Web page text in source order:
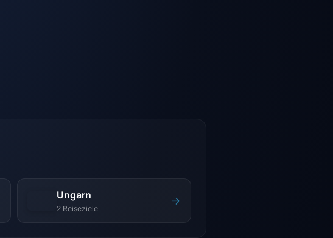
Ungarn
2 Reiseziele
→